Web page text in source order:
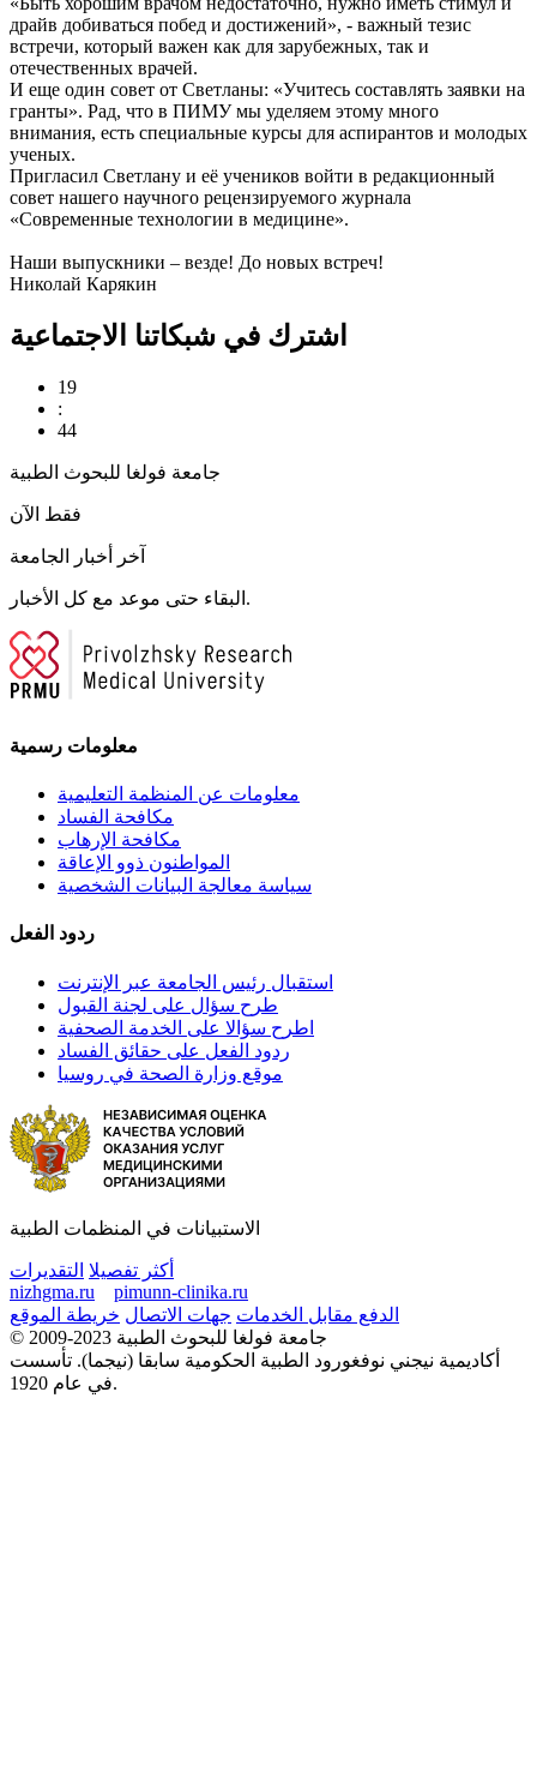
драйв добиваться побед и достижений», - важный тезис
встречи, который важен как для зарубежных, так и
отечественных врачей.
И еще один совет от Светланы: «Учитесь составлять заявки на
гранты». Рад, что в ПИМУ мы уделяем этому много
внимания, есть специальные курсы для аспирантов и молодых
ученых.
Пригласил Светлану и её учеников войти в редакционный
совет нашего научного рецензируемого журнала
«Современные технологии в медицине».
Наши выпускники – везде! До новых встреч!
Николай Карякин
اشترك في شبكاتنا الاجتماعية
19
:
44
جامعة فولغا للبحوث الطبية
فقط الآن
آخر أخبار الجامعة
البقاء حتى موعد مع كل الأخبار.
معلومات رسمية
معلومات عن المنظمة التعليمية
مكافحة الفساد
مكافحة الإرهاب
المواطنون ذوو الإعاقة
سياسة معالجة البيانات الشخصية
ردود الفعل
استقبال رئيس الجامعة عبر الإنترنت
طرح سؤال على لجنة القبول
اطرح سؤالا على الخدمة الصحفية
ردود الفعل على حقائق الفساد
موقع وزارة الصحة في روسيا
الاستبيانات في المنظمات الطبية
أكثر تفصيلا التقديرات
nizhgma.ru
pimunn-clinika.ru
الدفع مقابل الخدمات جهات الاتصال خريطة الموقع
© 2009-2023 جامعة فولغا للبحوث الطبية
أكاديمية نيجني نوفغورود الطبية الحكومية سابقا (نيجما). تأسست
في عام 1920.